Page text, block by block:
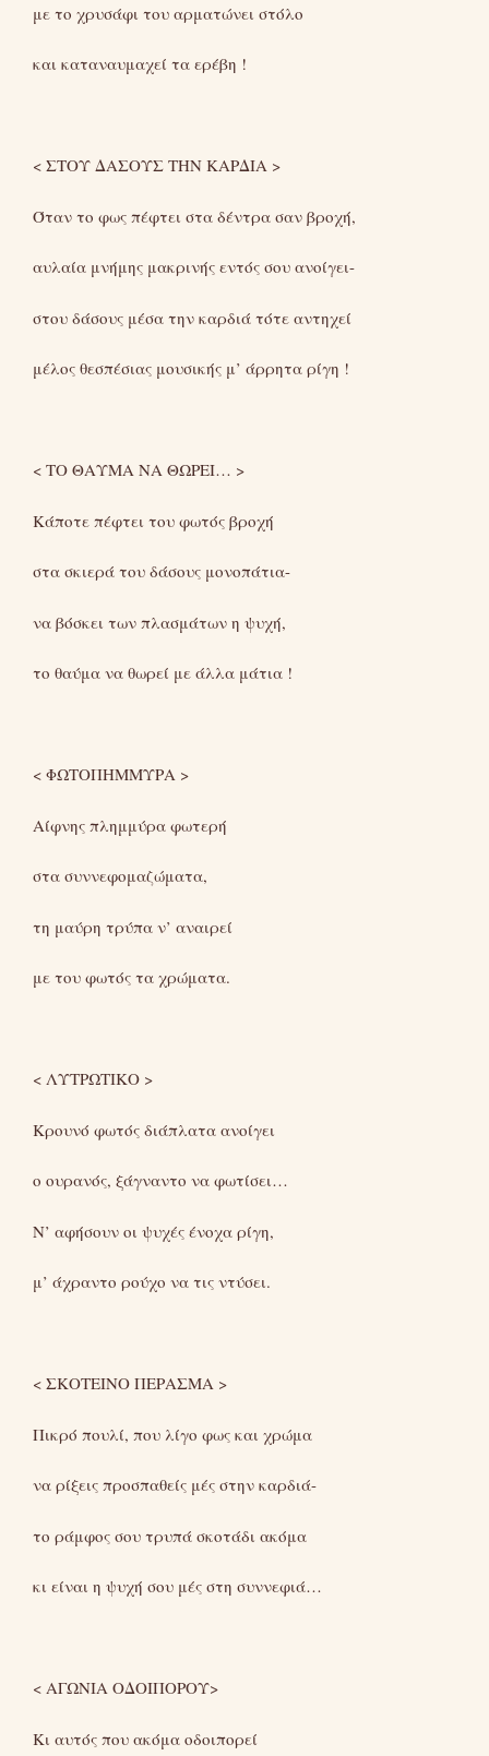
με το χρυσάφι του αρματώνει στόλο
και καταναυμαχεί τα ερέβη !
< ΣΤΟΥ ΔΑΣΟΥΣ ΤΗΝ ΚΑΡΔΙΑ >
Όταν το φως πέφτει στα δέντρα σαν βροχή,
αυλαία μνήμης μακρινής εντός σου ανοίγει-
στου δάσους μέσα την καρδιά τότε αντηχεί
μέλος θεσπέσιας μουσικής μ’ άρρητα ρίγη !
< ΤΟ ΘΑΥΜΑ ΝΑ ΘΩΡΕΙ… >
Κάποτε πέφτει του φωτός βροχή
στα σκιερά του δάσους μονοπάτια-
να βόσκει των πλασμάτων η ψυχή,
το θαύμα να θωρεί με άλλα μάτια !
< ΦΩΤΟΠΗΜΜΥΡΑ >
Αίφνης πλημμύρα φωτερή
στα συννεφομαζώματα,
τη μαύρη τρύπα ν’ αναιρεί
με του φωτός τα χρώματα.
< ΛΥΤΡΩΤΙΚΟ >
Κρουνό φωτός διάπλατα ανοίγει
ο ουρανός, ξάγναντο να φωτίσει…
Ν’ αφήσουν οι ψυχές ένοχα ρίγη,
μ’ άχραντο ρούχο να τις ντύσει.
< ΣΚΟΤΕΙΝΟ ΠΕΡΑΣΜΑ >
Πικρό πουλί, που λίγο φως και χρώμα
να ρίξεις προσπαθείς μές στην καρδιά-
το ράμφος σου τρυπά σκοτάδι ακόμα
κι είναι η ψυχή σου μές στη συννεφιά…
< ΑΓΩΝΙΑ ΟΔΟΙΠΟΡΟΥ>
Κι αυτός που ακόμα οδοιπορεί